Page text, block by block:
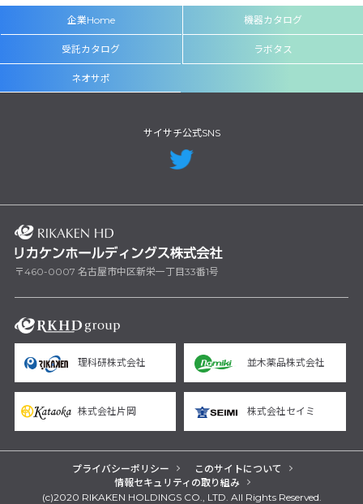
企業Home 機器カタログ
受託カタログ ラボタス
ネオサポ
サイサチ公式SNS
〒460-0007 名古屋市中区新栄一丁目33番1号
理科研株式会社 並木薬品株式会社
株式会社片岡 株式会社セイミ
プライバシーポリシー
このサイトについて
情報セキュリティの取り組み
(c)2020 RIKAKEN HOLDINGS CO., LTD. All Rights Reserved.